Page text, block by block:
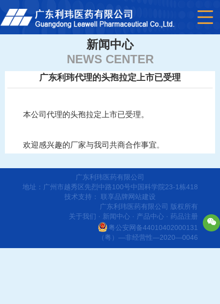
新闻中心
NEWS CENTER
广东利玮代理的头孢拉定上市已受理
本公司代理的头孢拉定上市已受理。
欢迎感兴趣的厂家与我司共商合作事宜。
广东利玮医药有限公司
地址：广州市越秀区先烈中路100号中国科学院23-1栋418
技术支持： 联享品牌网站建设
广东利玮医药有限公司 版权所有
关于我们
· 新闻中心 · 产品中心 · 药品注册
粤公安网备44010402000131
（粤）—非经营性—2020—0046